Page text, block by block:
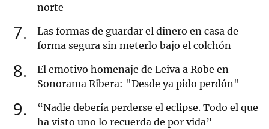
norte
7
Las formas de guardar el dinero en casa de
forma segura sin meterlo bajo el colchón
8
El emotivo homenaje de Leiva a Robe en
Sonorama Ribera: "Desde ya pido perdón"
9
“Nadie debería perderse el eclipse. Todo el que
ha visto uno lo recuerda de por vida”